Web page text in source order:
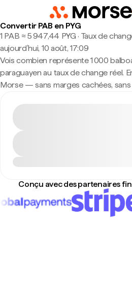
Convertir PAB en PYG
1 PAB ≈ 5 947,44 PYG · Taux de
aujourd’hui, 10 août, 17:09
Vois combien représente 1 000
paraguayen au taux de change réel.
Morse — sans marges cachées,
Conçu avec des partenaires